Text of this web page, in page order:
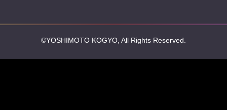
©YOSHIMOTO KOGYO, All Rights Reserved.